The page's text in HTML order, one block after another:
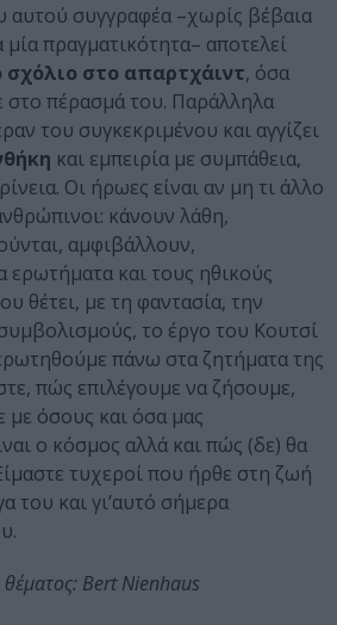
αυτού συγγραφέα –χωρίς βέβαια
πραγματικότητα– αποτελεί
σχόλιο στο απαρτχάιντ, όσα
στο πέρασμά του. Παράλληλα
του συγκεκριμένου και αγγίζει
και εμπειρία με συμπάθεια,
Οι ήρωες είναι αν μη τι άλλο
κάνουν λάθη,
αμφιβάλλουν,
ερωτήματα και τους ηθικούς
θέτει, με τη φαντασία, την
το έργο του Κουτσί
πάνω στα ζητήματα της
πώς επιλέγουμε να ζήσουμε,
με όσους και όσα μας
ο κόσμος αλλά και πώς (δε) θα
τυχεροί που ήρθε στη ζωή
του και γι’αυτό σήμερα
Bert Nienhaus